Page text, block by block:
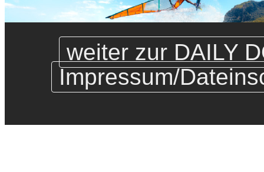
weiter zur DAILY
Impressum/